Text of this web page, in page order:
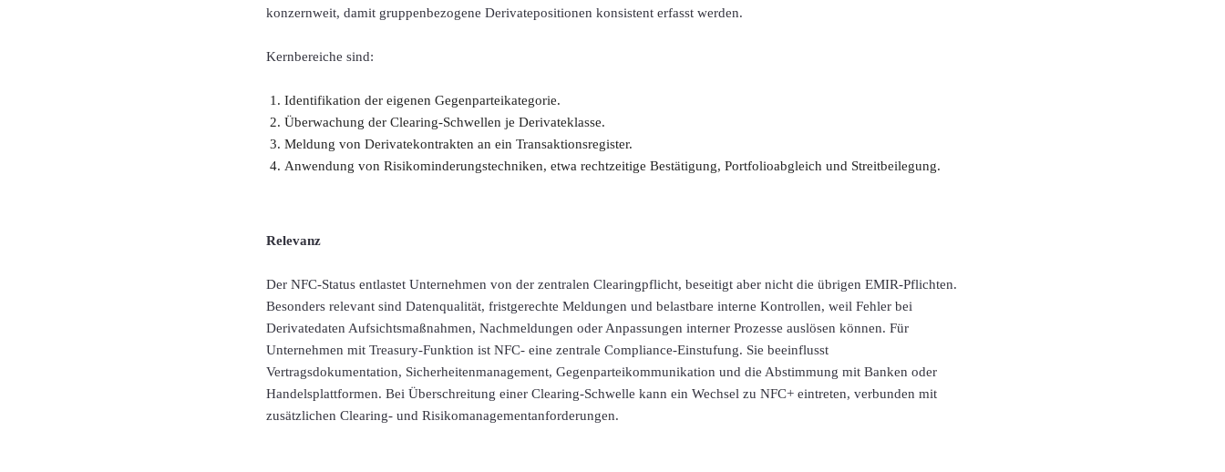
konzernweit, damit gruppenbezogene Derivatepositionen konsistent erfasst werden.
Kernbereiche sind:
Identifikation der eigenen Gegenparteikategorie.
Überwachung der Clearing-Schwellen je Derivateklasse.
Meldung von Derivatekontrakten an ein Transaktionsregister.
Anwendung von Risikominderungstechniken, etwa rechtzeitige Bestätigung, Portfolioabgleich und Streitbeilegung.
Relevanz
Der NFC-Status entlastet Unternehmen von der zentralen Clearingpflicht, beseitigt aber nicht die übrigen EMIR-Pflichten.
Besonders relevant sind Datenqualität, fristgerechte Meldungen und belastbare interne Kontrollen, weil Fehler bei
Derivatedaten Aufsichtsmaßnahmen, Nachmeldungen oder Anpassungen interner Prozesse auslösen können. Für
Unternehmen mit Treasury-Funktion ist NFC- eine zentrale Compliance-Einstufung. Sie beeinflusst
Vertragsdokumentation, Sicherheitenmanagement, Gegenparteikommunikation und die Abstimmung mit Banken oder
Handelsplattformen. Bei Überschreitung einer Clearing-Schwelle kann ein Wechsel zu NFC+ eintreten, verbunden mit
zusätzlichen Clearing- und Risikomanagementanforderungen.